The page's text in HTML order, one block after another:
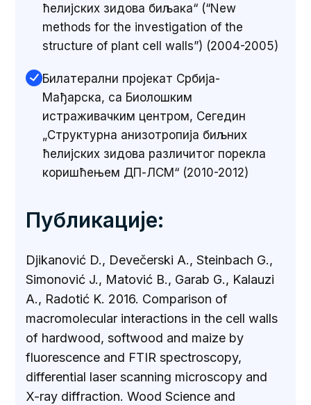
ћелијских зидова биљака“ (“New
methods for the investigation of the
structure of plant cell walls”) (2004-2005)
Билатерални пројекат Србија-
Мађарска, са Биолошким
истраживачким центром, Сегедин
„Структурна анизотропија биљних
ћелијских зидова различитог порекла
коришћењем ДП-ЛСМ“ (2010-2012)
Публикације:
Djikanović D., Devečerski A., Steinbach G.,
Simonović J., Matović B., Garab G., Kalauzi
A., Radotić K. 2016. Comparison of
macromolecular interactions in the cell walls
of hardwood, softwood and maize by
fluorescence and FTIR spectroscopy,
differential laser scanning microscopy and
X-ray diffraction. Wood Science and